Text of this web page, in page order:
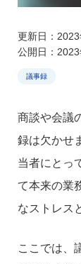
更新日：
公開日：
議事録
商談や会議
録は欠かせ
当者にとっ
て本来の業
なストレス
ここでは、